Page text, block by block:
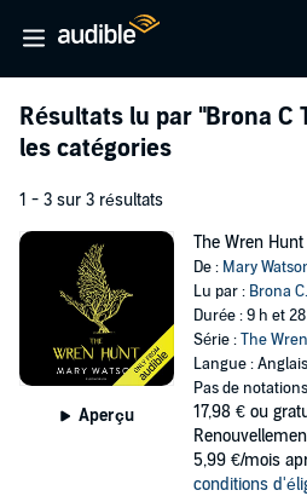
Résultats lu par "Brona C
les catégories
1 - 3 sur 3 résultats
Aperçu
The Wren Hunt
De : Mary
Lu par : Brona
Durée : 9 h et
Série :The
Langue : Anglais
Pas de notations
17,98 € ou
5,99 €/mois
conditions